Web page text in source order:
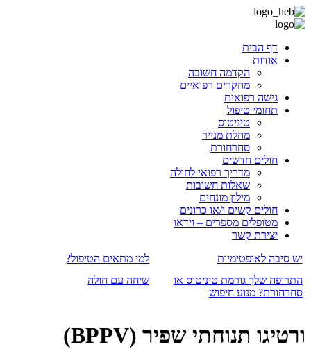
דף הבית
אודות
הקדמה חשובה
מחקרים רפואיים
גישה רפואית
תחומי טיפול
טיניטוס
מחלת מנייר
סחרחורת
חולים חדשים
מדריך רפואי לחולה
שאלות חשובות
מילון מונחים
חולים קשים ו/או כרונים
מטופלים מספרים – וידאו
יצירת קשר
למי מתאים הטיפול?
יש סיבה לאופטימיות
שיחה עם חולה
התרופה שלך גורמת טיניטוס או
סחרחורת? מנוע חיפוש
ורטיגו תנוחתי שפיר (BPPV)